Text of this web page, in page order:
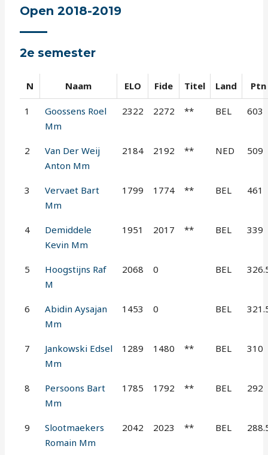
Open 2018-2019
2e semester
N Naam ELO Fide Titel Land Ptn
1
Goossens Roel
Mm
2322 2272 ** BEL 603
2
Van Der Weij
Anton Mm
2184 2192 ** NED 509
3
Vervaet Bart
Mm
1799 1774 ** BEL 461
4
Demiddele
Kevin Mm
1951 2017 ** BEL 339
5
Hoogstijns Raf
M
2068 0 BEL
6
Abidin Aysajan
Mm
1453 0 BEL
7
Jankowski Edsel
Mm
1289 1480 ** BEL 310
8
Persoons Bart
Mm
1785 1792 ** BEL 292
9
Slootmaekers
Romain Mm
2042 2023 ** BEL